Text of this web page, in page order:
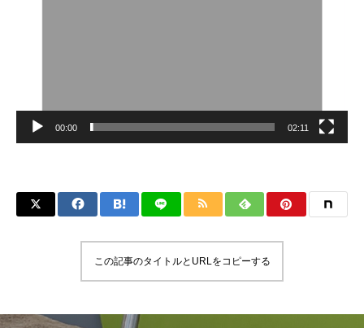
00:00 02:11
この記事のタイトルとURLをコピーする